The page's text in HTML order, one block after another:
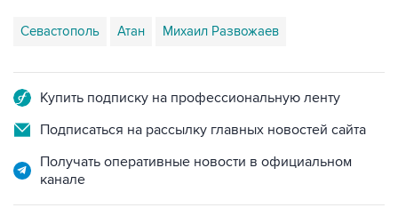
Севастополь Атан Михаил Развожаев
Купить подписку на профессиональную ленту
Подписаться на рассылку главных новостей сайта
Получать оперативные новости в официальном
канале